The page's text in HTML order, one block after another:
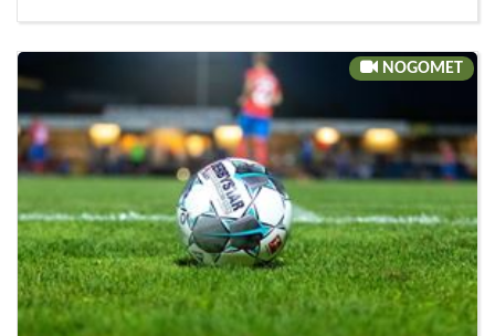
NOGOMET